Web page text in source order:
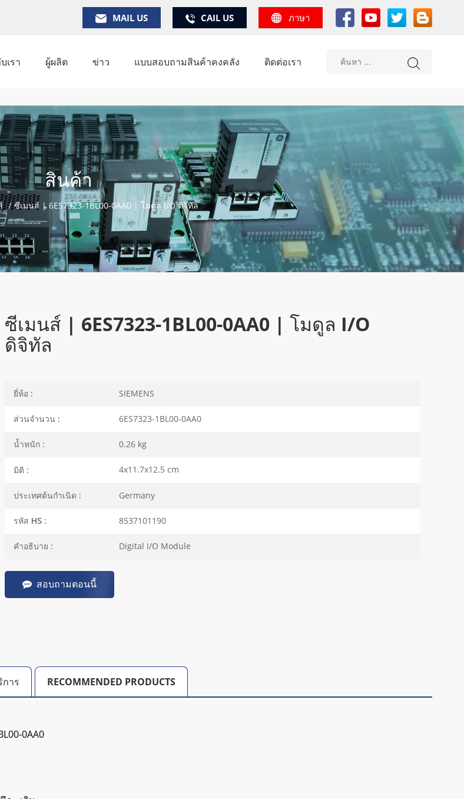
MAIL US CAIL US ภาษา
เรา ผู้ผลิต ข่าว แบบสอบถามสินค้าคงคลัง ติดต่อเรา
สินค้า
/ ซีเมนส์ | 6ES7323-1BL00-0AA0 | โมดูล I/O ดิจิทัล
ซีเมนส์ | 6ES7323-1BL00-0AA0 | โมดูล I/O
ดิจิทัล
ยี่ห้อ : SIEMENS
ส่วนจำนวน : 6ES7323-1BL00-0AA0
น้ำหนัก : 0.26 kg
มิติ : 4x11.7x12.5 cm
ประเทศต้นกำเนิด : Germany
รหัส HS : 8537101190
คำอธิบาย : Digital I/O Module
สอบถามตอนนี้
การ RECOMMENDED PRODUCTS
0AA0